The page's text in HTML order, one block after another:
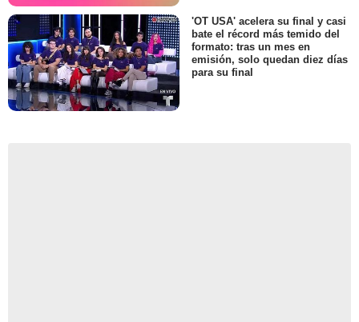
'OT USA' acelera su final y casi
bate el récord más temido del
formato: tras un mes en
emisión, solo quedan diez días
para su final